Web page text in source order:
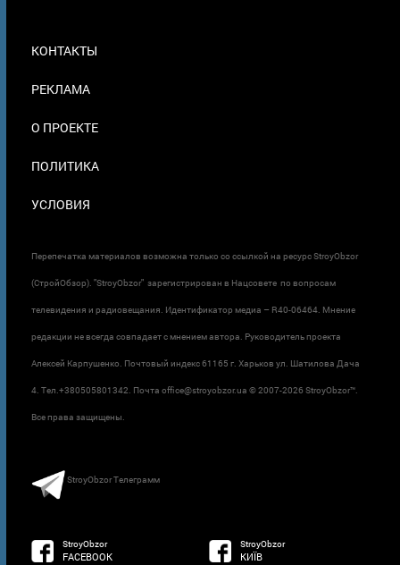
В
КОНТАКТЫ
РЕКЛАМА
О ПРОЕКТЕ
ПОЛИТИКА
УСЛОВИЯ
Перепечатка материалов возможна только со ссылкой на ресурс StroyObzor
(СтройОбзор). "StroyObzor" зарегистрирован в Нацсовете по вопросам
телевидения и радиовещания. Идентификатор медиа – R40-06464. Мнение
редакции не всегда совпадает с мнением автора. Руководитель проекта
Алексей Карпушенко. Почтовый индекс 61165 г. Харьков ул. Шатилова Дача
4. Тел.+380505801342. Почта office@stroyobzor.ua © 2007-2026 StroyObzor™.
Все права защищены.
StroyObzor Телеграмм
StroyObzor
FACEBOOK
StroyObzor
КИЇВ